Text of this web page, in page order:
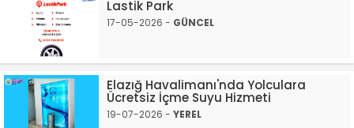
Lastik Park
17-05-2026 - GÜNCEL
Elazığ Havalimanı'nda Yolculara
Ücretsiz İçme Suyu Hizmeti
19-07-2026 - YEREL